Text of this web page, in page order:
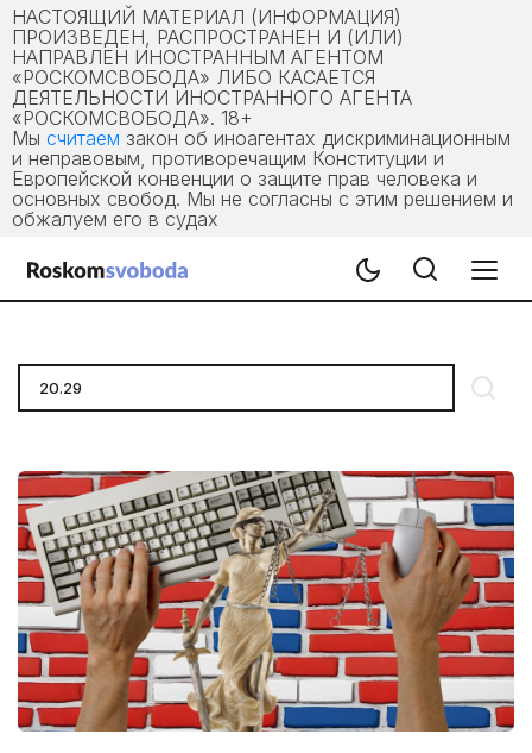
НАСТОЯЩИЙ МАТЕРИАЛ (ИНФОРМАЦИЯ)
ПРОИЗВЕДЕН, РАСПРОСТРАНЕН И (ИЛИ)
НАПРАВЛЕН ИНОСТРАННЫМ АГЕНТОМ
«РОСКОМСВОБОДА» ЛИБО КАСАЕТСЯ
ДЕЯТЕЛЬНОСТИ ИНОСТРАННОГО АГЕНТА
«РОСКОМСВОБОДА». 18+
Мы считаем закон об иноагентах дискриминационным
и неправовым, противоречащим Конституции и
Европейской конвенции о защите прав человека и
основных свобод. Мы не согласны с этим решением и
обжалуем его в судах